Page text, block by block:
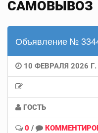
САМОВЫВОЗ
Объявление №
10 ФЕВРАЛЯ 2026 Г.
ГОСТЬ
0 /